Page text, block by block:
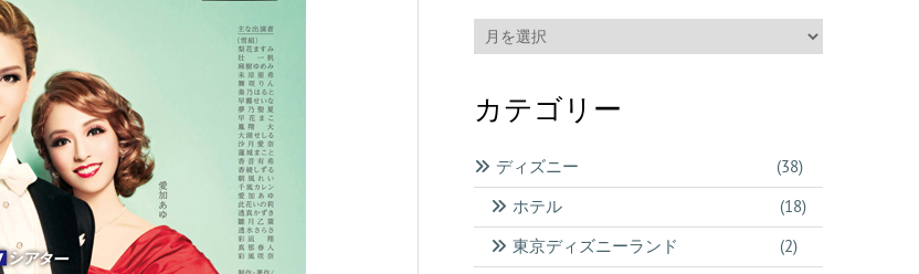
ア
ー
イ
ブカテゴリー
ディズニー
(38)
ホテル
(18)
東京ディズニーランド
(2)